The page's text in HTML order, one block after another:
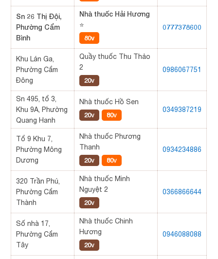
Sn 26 Thị Đội,
Phường Cẩm
Bình
Nhà thuốc Hải Hương
⭐
80v
0777378600
Khu Lán Ga,
Phường Cẩm
Đông
Quầy thuốc Thu Thảo
2
20v
0986067751
Sn 495, tổ 3,
Khu 9A, Phường
Quang Hanh
Nhà thuốc Hồ Sen
20v 80v
0349387219
Tổ 9 Khu 7,
Phường Mông
Dương
Nhà thuốc Phương
Thanh
20v 80v
0934234886
320 Trần Phú,
Phường Cẩm
Thành
Nhà thuốc Minh
Nguyệt 2
20v
0366866644
Số nhà 17,
Phường Cẩm
Tây
Nhà thuốc Chinh
Hương
20v
0946088088